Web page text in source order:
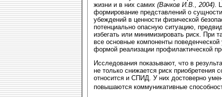
жизни и в них самих (Вачков И.В., 2004).
формирование представлений о
убеждений в ценности физической
потенциально опасную ситуацию,
избегать или минимизировать риск. При
все основные компоненты
формой реализации профилактической
Исследования показывают, что в
не только снижается риск приобретения
относится и СПИД. У них достоверно
повышаются коммуникативные